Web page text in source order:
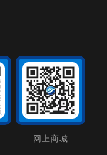
网上商城